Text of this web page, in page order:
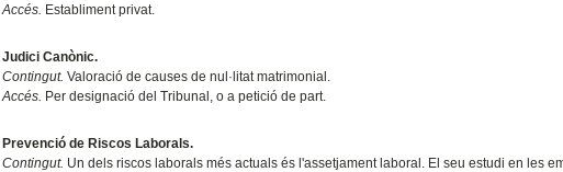
Accés. Establiment privat.
Judici Canònic.
Contingut. Valoració de causes de nul·litat matrimonial.
Accés. Per designació del Tribunal, o a petició de part.
Prevenció de Riscos Laborals.
Contingut. Un dels riscos laborals més actuals és l'assetjament laboral. El seu estudi en les